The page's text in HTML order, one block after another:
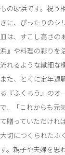
もの砂浜です。祝う
きに、ぴったりのシ
皿は、すこし高さの
浜』や料理の彩りを
流れるような繊細な
また、とくに定年退
る『ふくろう』のオ
で、「これからも元
て贈っていただけれ
大切につくられたふ
す。親子や夫婦を思